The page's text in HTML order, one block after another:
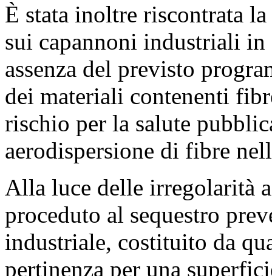
È stata inoltre riscontrata
sui capannoni industriali
assenza del previsto
dei materiali contenenti
rischio per la salute
aerodispersione di fibre
Alla luce delle irregolarità
proceduto al sequestro
industriale, costituito da
pertinenza per una